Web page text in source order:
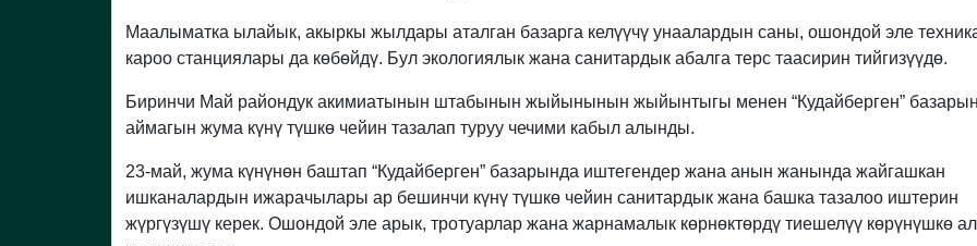
Маалыматка ылайык, акыркы жылдары аталган базарга келүүчү унаалардын саны, ошондой эле
кароо станциялары да көбөйдү. Бул экологиялык жана санитардык абалга терс таасирин тийгизүүдө.
Биринчи Май райондук акимиатынын штабынын жыйынынын жыйынтыгы менен “Кудайберген”
аймагын жума күнү түшкө чейин тазалап туруу чечими кабыл алынды.
23-май, жума күнүнөн баштап “Кудайберген” базарында иштегендер жана анын жанында жайгашкан
ишканалардын ижарачылары ар бешинчи күнү түшкө чейин санитардык жана башка тазалоо иштерин
жүргүзүшү керек. Ошондой эле арык, тротуарлар жана жарнамалык көрнөктөрдү тиешелүү көрүнүшкө